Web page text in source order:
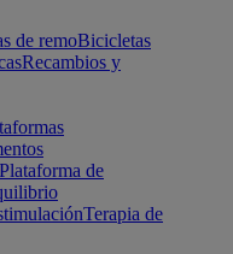
de remoBicicletas
Recambios y
Plataforma de
Terapia de